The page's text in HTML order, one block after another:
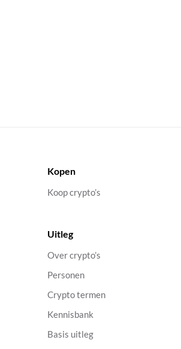
Kopen
Koop crypto’s
Uitleg
Over crypto’s
Personen
Crypto termen
Kennisbank
Basis uitleg